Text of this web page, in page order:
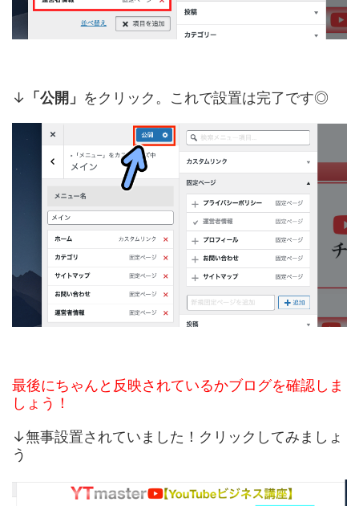
↓ 「公開」 をクリック。これで設置は完了です◎
最後にちゃんと反映されているかブログを確認しま
しょう！
↓無事設置されていました！クリックしてみましょ
う